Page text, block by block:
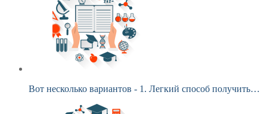
Вот несколько вариантов - 1. Легкий способ получить…